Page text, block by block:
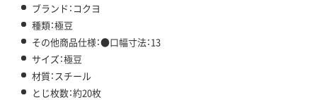
ブランド：コクヨ
種類：極豆
その他商品仕様：●口幅寸法：13
サイズ：極豆
材質：スチール
とじ枚数：約20枚